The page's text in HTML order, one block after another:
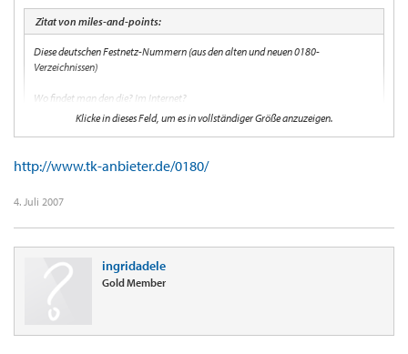
Zitat von miles-and-points:
Diese deutschen Festnetz-Nummern (aus den alten und neuen 0180-
Verzeichnissen)
Wo findet man den die? Im Internet?
Klicke in dieses Feld, um es in vollständiger Größe anzuzeigen.
http://www.tk-anbieter.de/0180/
4. Juli 2007
ingridadele
Gold Member